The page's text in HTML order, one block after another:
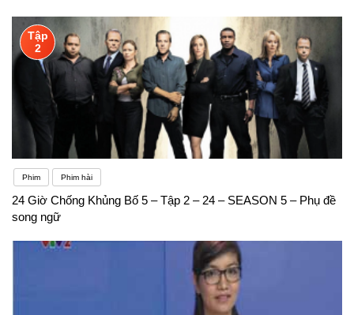
Tập
2
Phim Phim hài
24 Giờ Chống Khủng Bố 5 – Tập 2 – 24 – SEASON 5 – Phụ đề
song ngữ